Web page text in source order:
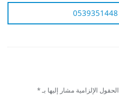
الحقول الإلزامية مشار إليها بـ*